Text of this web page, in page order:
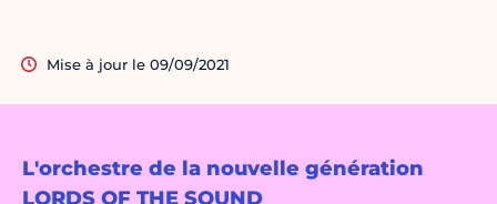
L'orchestre de la nouvelle génération
LORDS OF THE SOUND
Mise à jour le 09/09/2021